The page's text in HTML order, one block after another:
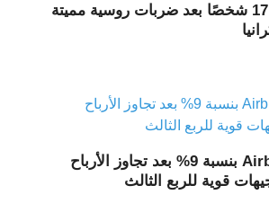
قتل ما لا يقل عن 17 شخصًا بعد ضربات روسية مميتة
ارتفعت أسهم Airbnb بنسبة 9% بعد تجاوز الأرباح
قوية للربع الثالث